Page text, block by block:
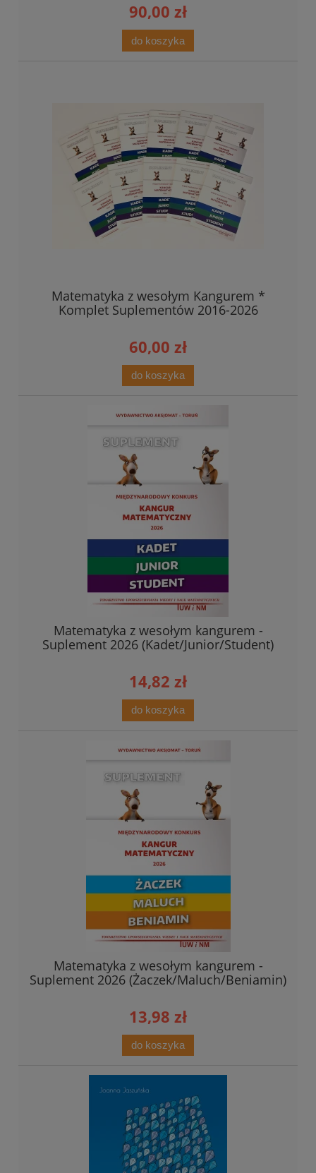
90,00 zł
do koszyka
Matematyka z wesołym Kangurem *
Komplet Suplementów 2016-2026
60,00 zł
do koszyka
Matematyka z wesołym kangurem -
Suplement 2026 (Kadet/Junior/Student)
14,82 zł
do koszyka
Matematyka z wesołym kangurem -
Suplement 2026 (Żaczek/Maluch/Beniamin)
13,98 zł
do koszyka